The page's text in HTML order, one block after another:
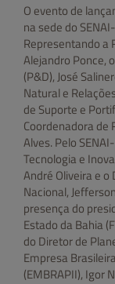
O evento de
na sede do
Representando a
Alejandro Ponce,
(P&D), José
Natural e
de Suporte e
Coordenadora de
Alves. Pelo
Tecnologia e
André Oliveira e o
Nacional,
presença do
Estado da Bahia
do Diretor de
Empresa
(EMBRAPII), Igor